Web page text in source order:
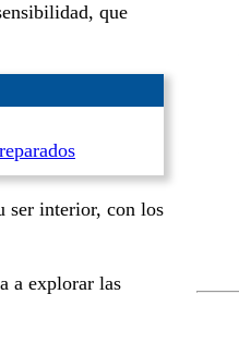
que
ser interior, con los
a explorar las